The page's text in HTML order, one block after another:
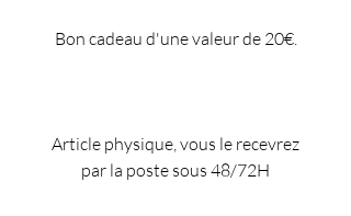
Bon cadeau d'une valeur de 20€.
Article physique, vous le recevrez
par la poste sous 48/72H